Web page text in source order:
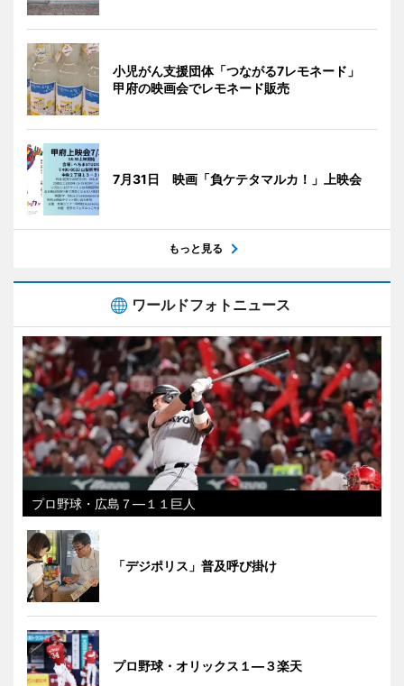
小児がん支援団体「つながる7レモネード」
甲府の映画会でレモネード販売
7月31日 映画「負ケテタマルカ！」上映会
もっと見る
ワールドフォトニュース
プロ野球・広島７―１１巨人
「デジポリス」普及呼び掛け
プロ野球・オリックス１―３楽天